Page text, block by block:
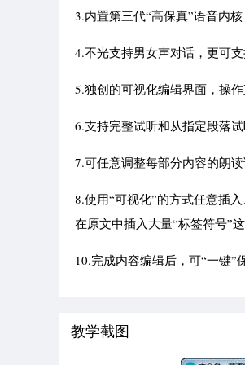
3.内置第三代“高保真”语音内
4.不光支持男女声对话，更可
5.独创的可视化编辑界面，操
6.支持完整试听和从指定段落
7.可任意调整每部分内容的朗
8.使用“可视化”的方式任意插
在原文中插入大量“标签符号”
10.完成内容编辑后，可“一键”
教学截图